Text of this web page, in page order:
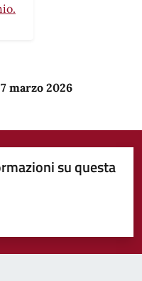
marzo 2026
su questa
5